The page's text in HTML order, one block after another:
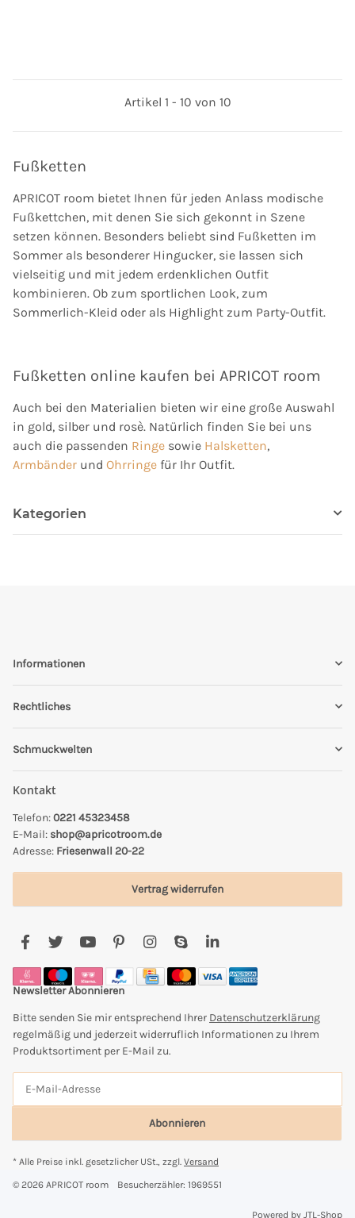
Artikel 1 - 10 von 10
Fußketten
APRICOT room bietet Ihnen für jeden Anlass modische
Fußkettchen, mit denen Sie sich gekonnt in Szene
setzen können. Besonders beliebt sind Fußketten im
Sommer als besonderer Hingucker, sie lassen sich
vielseitig und mit jedem erdenklichen Outfit
kombinieren. Ob zum sportlichen Look, zum
Sommerlich-Kleid oder als Highlight zum Party-Outfit.
Fußketten online kaufen bei APRICOT room
Auch bei den Materialien bieten wir eine große Auswahl
in gold, silber und rosè. Natürlich finden Sie bei uns
auch die passenden Ringe sowie Halsketten,
Armbänder und Ohrringe für Ihr Outfit.
Kategorien
Informationen
Rechtliches
Schmuckwelten
Kontakt
Telefon:0221 45323458
E-Mail: shop@apricotroom.de
Adresse: Friesenwall 20-22
Vertrag widerrufen
Newsletter Abonnieren
Bitte senden Sie mir entsprechend Ihrer Datenschutzerklärung
regelmäßig und jederzeit widerruflich Informationen zu Ihrem
Produktsortiment per E-Mail zu.
Abonnieren
* Alle Preise inkl. gesetzlicher USt., zzgl. Versand
© 2026 APRICOT room Besucherzähler: 1969551
Powered by JTL-Shop